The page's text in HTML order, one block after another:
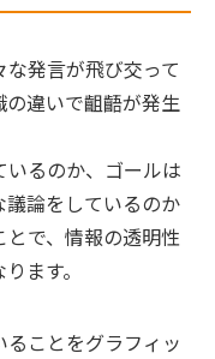
発言が飛び交って
の違いで齟齬が発生
るのか、ゴールは
議論をしているのか
で、情報の透明性
ます。
ことをグラフィッ